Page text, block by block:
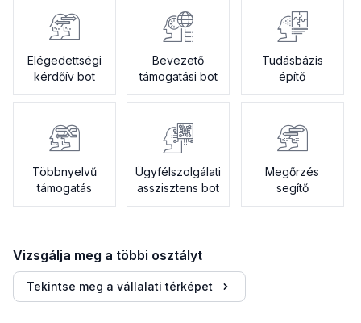
Elégedettségi
kérdőív bot
Bevezető
támogatási bot
Tudásbázis
építő
Többnyelvű
támogatás
Ügyfélszolgálati
asszisztens bot
Megőrzés
segítő
Vizsgálja meg a többi osztályt
Tekintse meg a vállalati térképet